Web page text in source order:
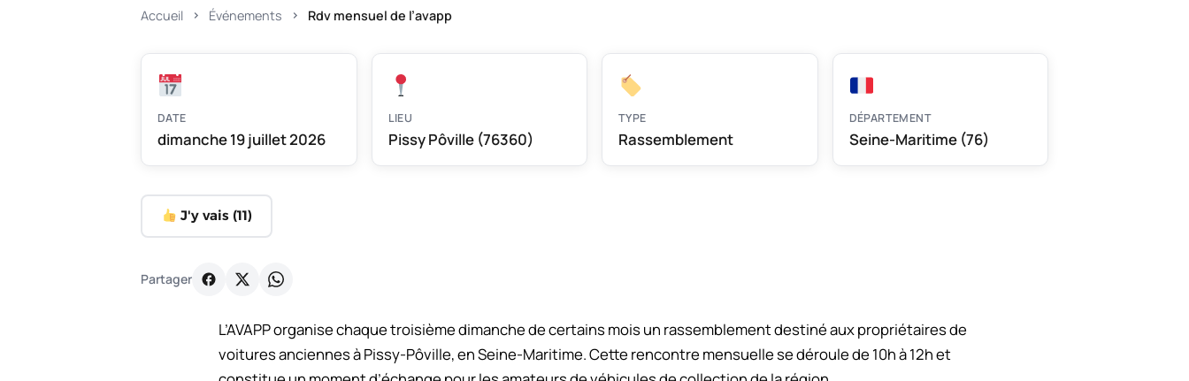
Accueil Événements Rdv mensuel de l’avapp
DATE
dimanche 19 juillet 2026
LIEU
Pissy Pôville (76360)
TYPE
Rassemblement
DÉPARTEMENT
Seine-Maritime (76)
J'y vais (11)
Partager
L’AVAPP organise chaque troisième dimanche de certains mois un rassemblement destiné aux propriétaires de
voitures anciennes à Pissy-Pôville, en Seine-Maritime. Cette rencontre mensuelle se déroule de 10h à 12h et